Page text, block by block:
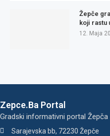
Žepče
koji rastu
12. Maja
Zepce.Ba Portal
Gradski informativni portal Žepča
Sarajevska bb, 72230 Žepče